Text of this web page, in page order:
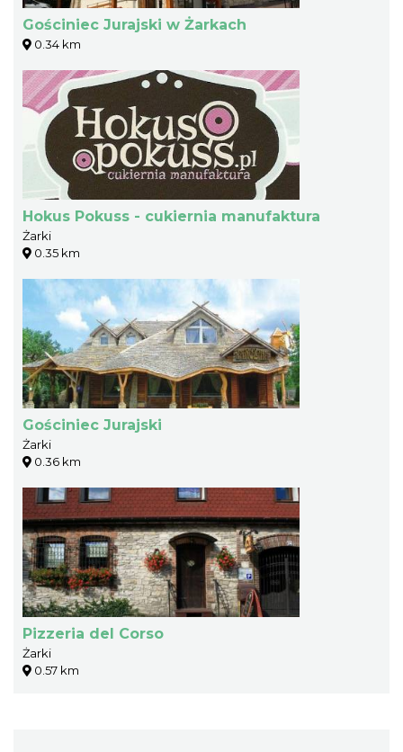
Gościniec Jurajski w Żarkach
0.34 km
Hokus Pokuss - cukiernia manufaktura
Żarki
0.35 km
Gościniec Jurajski
Żarki
0.36 km
Pizzeria del Corso
Żarki
0.57 km